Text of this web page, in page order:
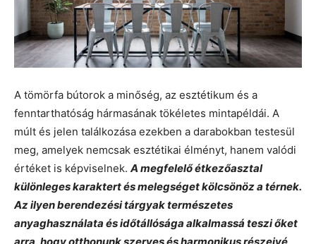
A tömörfa bútorok a minőség, az esztétikum és a
fenntarthatóság hármasának tökéletes mintapéldái. A
múlt és jelen találkozása ezekben a darabokban testesül
meg, amelyek nemcsak esztétikai élményt, hanem valódi
értéket is képviselnek. A megfelelő étkezőasztal
különleges karaktert és melegséget kölcsönöz a térnek.
Az ilyen berendezési tárgyak természetes
anyaghasználata és időtállósága alkalmassá teszi őket